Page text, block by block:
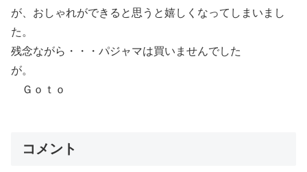
が、おしゃれができると思うと嬉しくなってしまいまし
た。
残念ながら・・・パジャマは買いませんでした
が。
Ｇｏｔｏ
コメント